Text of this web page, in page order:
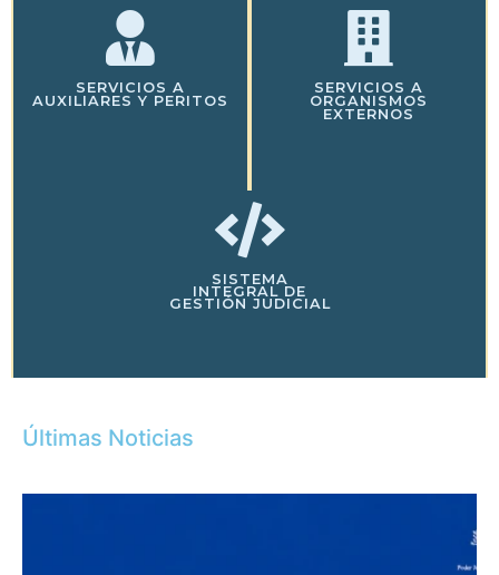
SERVICIOS A
AUXILIARES Y PERITOS
SERVICIOS A
ORGANISMOS
EXTERNOS
SISTEMA
INTEGRAL DE
GESTIÓN JUDICIAL
Últimas Noticias